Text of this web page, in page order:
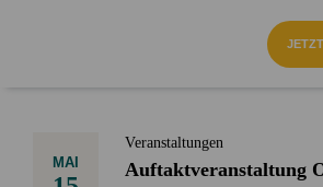
MAI
Veranstaltungen
Auftaktveranstaltung